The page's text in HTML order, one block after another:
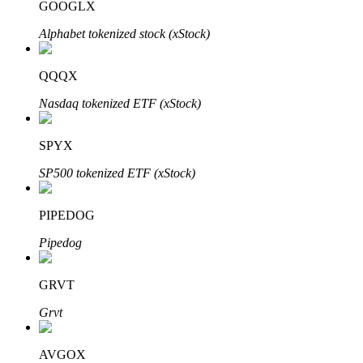
Khóa BTR
Đầu tư độc quyền cho người nắm giữ BTR
Khoản vay
GOOGLX
Alphabet tokenized stock (xStock)
QQQX
Nasdaq tokenized ETF (xStock)
SPYX
SP500 tokenized ETF (xStock)
PIPEDOG
Pipedog
GRVT
Grvt
AVGOX